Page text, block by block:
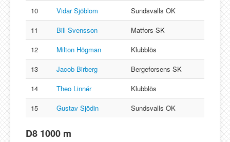
10
Vidar Sjöblom
Sundsvalls OK
11
Bill Svensson
Matfors SK
12
Milton Högman
Klubblös
13
Jacob Birberg
Bergeforsens SK
14
Theo Linnér
Klubblös
15
Gustav Sjödin Sundsvalls OK
D8 1000 m